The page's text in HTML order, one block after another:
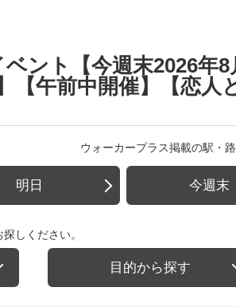
ント【今週末2026年8
【午前中開催】【恋人
ウォーカープラス掲載の駅・
明日 今週末
しください。
目的から探す